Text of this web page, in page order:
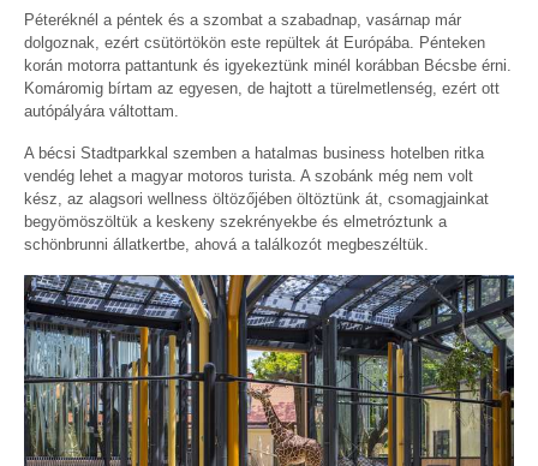
Péteréknél a péntek és a szombat a szabadnap, vasárnap már
dolgoznak, ezért csütörtökön este repültek át Európába. Pénteken
korán motorra pattantunk és igyekeztünk minél korábban Bécsbe érni.
Komáromig bírtam az egyesen, de hajtott a türelmetlenség, ezért ott
autópályára váltottam.
A bécsi Stadtparkkal szemben a hatalmas business hotelben ritka
vendég lehet a magyar motoros turista. A szobánk még nem volt
kész, az alagsori wellness öltözőjében öltöztünk át, csomagjainkat
begyömöszöltük a keskeny szekrényekbe és elmetróztunk a
schönbrunni állatkertbe, ahová a találkozót megbeszéltük.